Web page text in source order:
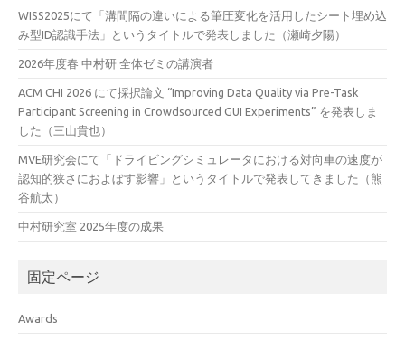
WISS2025にて「溝間隔の違いによる筆圧変化を活用したシート埋め込
み型ID認識手法」というタイトルで発表しました（瀬崎夕陽）
2026年度春 中村研 全体ゼミの講演者
ACM CHI 2026 にて採択論文 “Improving Data Quality via Pre-Task
Participant Screening in Crowdsourced GUI Experiments” を発表しま
した（三山貴也）
MVE研究会にて「ドライビングシミュレータにおける対向車の速度が
認知的狭さにおよぼす影響」というタイトルで発表してきました（熊
谷航太）
中村研究室 2025年度の成果
固定ページ
Awards